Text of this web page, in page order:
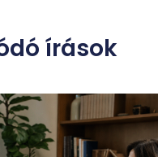
írások